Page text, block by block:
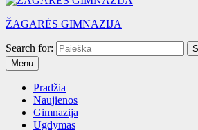
ŽAGARĖS GIMNAZIJA
Search for:
Menu
Pradžia
Naujienos
Gimnazija
Ugdymas